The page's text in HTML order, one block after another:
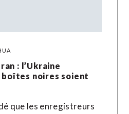
: l’Ukraine
boîtes noires soient
que les enregistreurs